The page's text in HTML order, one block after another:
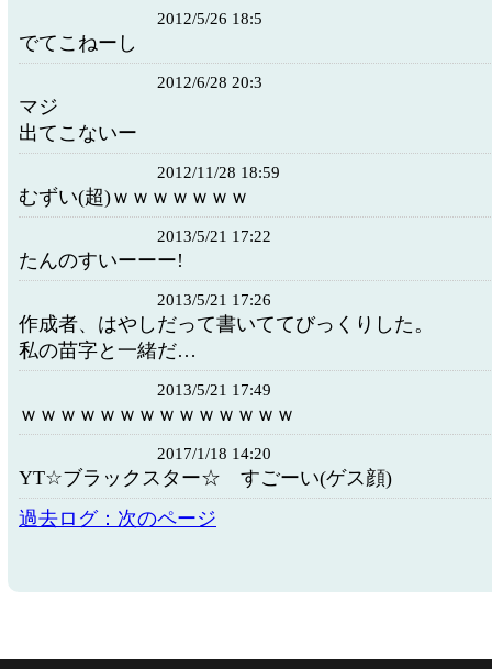
2012/5/26 18:5
でてこねーし
2012/6/28 20:3
マジ
出てこないー
2012/11/28 18:59
むずい(超)ｗｗｗｗｗｗｗ
2013/5/21 17:22
たんのすいーーー!
2013/5/21 17:26
作成者、はやしだって書いててびっくりした。
私の苗字と一緒だ…
2013/5/21 17:49
ｗｗｗｗｗｗｗｗｗｗｗｗｗｗ
2017/1/18 14:20
YT☆ブラックスター☆ すごーい(ゲス顔)
過去ログ：次のページ